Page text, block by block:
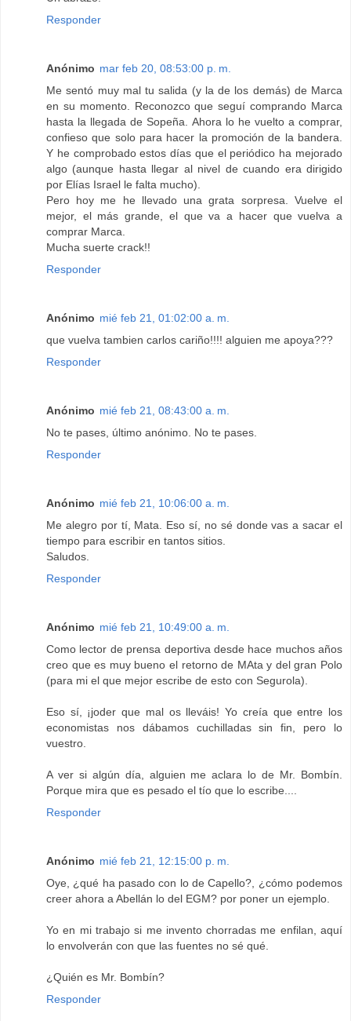
Responder
Anónimo mar feb 20, 08:53:00 p. m.
Me sentó muy mal tu salida (y la de los demás) de Marca
en su momento. Reconozco que seguí comprando Marca
hasta la llegada de Sopeña. Ahora lo he vuelto a comprar,
confieso que solo para hacer la promoción de la bandera.
Y he comprobado estos días que el periódico ha mejorado
algo (aunque hasta llegar al nivel de cuando era dirigido
por Elías Israel le falta mucho).
Pero hoy me he llevado una grata sorpresa. Vuelve el
mejor, el más grande, el que va a hacer que vuelva a
comprar Marca.
Mucha suerte crack!!
Responder
Anónimo mié feb 21, 01:02:00 a. m.
que vuelva tambien carlos cariño!!!! alguien me apoya???
Responder
Anónimo mié feb 21, 08:43:00 a. m.
No te pases, último anónimo. No te pases.
Responder
Anónimo mié feb 21, 10:06:00 a. m.
Me alegro por tí, Mata. Eso sí, no sé donde vas a sacar el
tiempo para escribir en tantos sitios.
Saludos.
Responder
Anónimo mié feb 21, 10:49:00 a. m.
Como lector de prensa deportiva desde hace muchos años
creo que es muy bueno el retorno de MAta y del gran Polo
(para mi el que mejor escribe de esto con Segurola).
Eso sí, ¡joder que mal os lleváis! Yo creía que entre los
economistas nos dábamos cuchilladas sin fin, pero lo
vuestro.
A ver si algún día, alguien me aclara lo de Mr. Bombín.
Porque mira que es pesado el tío que lo escribe....
Responder
Anónimo mié feb 21, 12:15:00 p. m.
Oye, ¿qué ha pasado con lo de Capello?, ¿cómo podemos
creer ahora a Abellán lo del EGM? por poner un ejemplo.
Yo en mi trabajo si me invento chorradas me enfilan, aquí
lo envolverán con que las fuentes no sé qué.
¿Quién es Mr. Bombín?
Responder